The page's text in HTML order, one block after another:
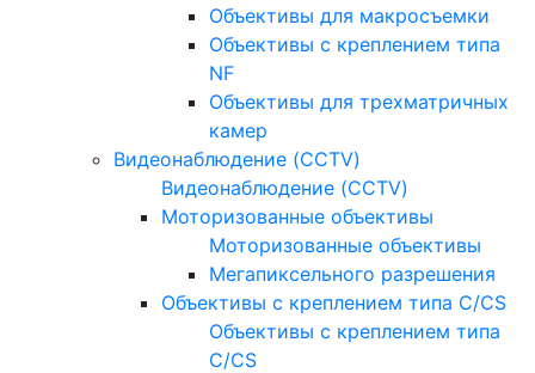
Объективы для макросъемки
Объективы с креплением типа
NF
Объективы для трехматричных
камер
Видеонаблюдение (CCTV)
Видеонаблюдение (CCTV)
Моторизованные объективы
Моторизованные объективы
Мегапиксельного разрешения
Объективы с креплением типа C/CS
Объективы с креплением типа
C/CS